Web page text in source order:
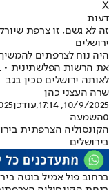
X
דעות
זה לא גשם, זו צרפת
ירושלים
היה נוח לצרפתים
את הרשות הפלשתינית •
לאותה ירושלים סכין בגב
שרה העצני כהן
10/9/2025, 17:14
,עודכן
0השמעה
הקונסוליה הצרפתית
בירושלים
ברחוב פול אמיל בוטה